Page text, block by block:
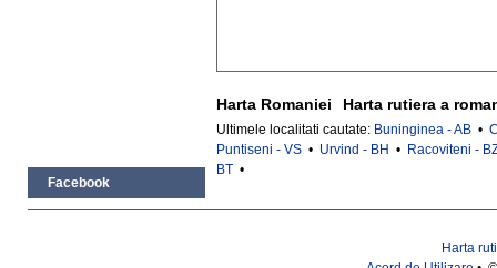
Facebook
Harta Romaniei Harta rutiera a
Ultimele localitati cautate: Buninginea - AB •
Puntiseni - VS • Urvind - BH • Racoviteni -
BT •
Harta